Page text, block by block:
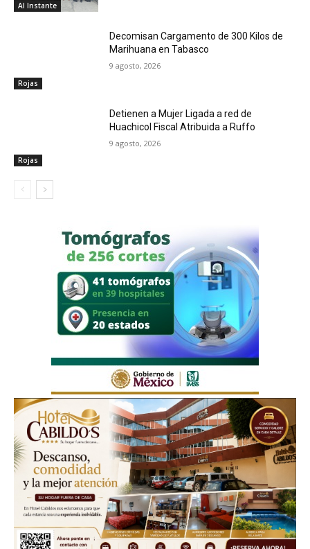
Al Instante
Rojas
Decomisan Cargamento de 300 Kilos de
Marihuana en Tabasco
9 agosto, 2026
Rojas
Detienen a Mujer Ligada a red de
Huachicol Fiscal Atribuida a Ruffo
9 agosto, 2026